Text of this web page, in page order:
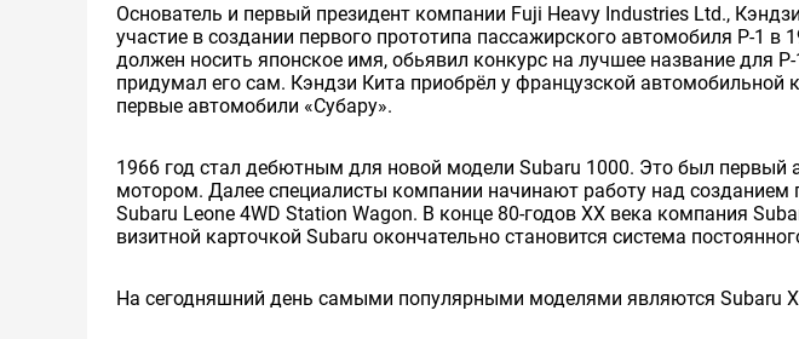
Основатель и первый президент компании Fuji Heavy Industries Ltd.,
участие в создании первого прототипа пассажирского автомобиля Р-1
должен носить японское имя, обьявил конкурс на лучшее название для
придумал его сам. Кэндзи Кита приобрёл у французской автомобильной
первые автомобили «Субару».
1966 год стал дебютным для новой модели Subaru 1000. Это был
мотором. Далее специалисты компании начинают работу над
Subaru Leone 4WD Station Wagon. В конце 80-годов XX века компания
визитной карточкой Subaru окончательно становится система
На сегодняшний день самыми популярными моделями являются Subaru